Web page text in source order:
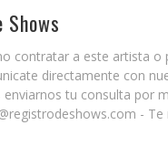
contratar a este artista
directamente con
enviarnos tu consulta por
-